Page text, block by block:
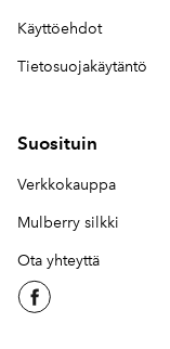
Käyttöehdot
Tietosuojakäytäntö
Suosituin
Verkkokauppa
Mulberry silkki
Ota yhteyttä